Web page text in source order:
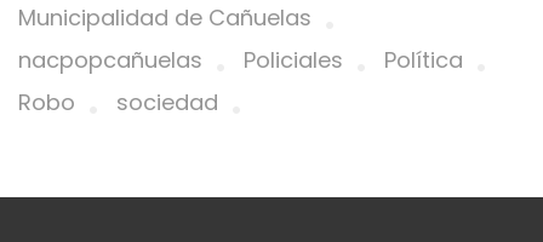
Municipalidad de Cañuelas
nacpopcañuelas
Policiales
Política
Robo
sociedad